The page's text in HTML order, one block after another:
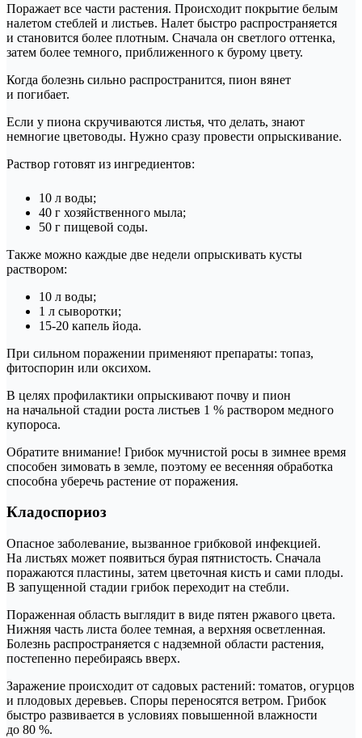
Поражает все части растения. Происходит покрытие белым
налетом стеблей и листьев. Налет быстро распространяется
и становится более плотным. Сначала он светлого оттенка,
затем более темного, приближенного к бурому цвету.
Когда болезнь сильно распространится, пион вянет
и погибает.
Если у пиона скручиваются листья, что делать, знают
немногие цветоводы. Нужно сразу провести опрыскивание.
Раствор готовят из ингредиентов:
10 л воды;
40 г хозяйственного мыла;
50 г пищевой соды.
Также можно каждые две недели опрыскивать кусты
раствором:
10 л воды;
1 л сыворотки;
15-20 капель йода.
При сильном поражении применяют препараты: топаз,
фитоспорин или оксихом.
В целях профилактики опрыскивают почву и пион
на начальной стадии роста листьев 1 % раствором медного
купороса.
Обратите внимание! Грибок мучнистой росы в зимнее время
способен зимовать в земле, поэтому ее весенняя обработка
способна уберечь растение от поражения.
Кладоспориоз
Опасное заболевание, вызванное грибковой инфекцией.
На листьях может появиться бурая пятнистость. Сначала
поражаются пластины, затем цветочная кисть и сами плоды.
В запущенной стадии грибок переходит на стебли.
Пораженная область выглядит в виде пятен ржавого цвета.
Нижняя часть листа более темная, а верхняя осветленная.
Болезнь распространяется с надземной области растения,
постепенно перебираясь вверх.
Заражение происходит от садовых растений: томатов, огурцов
и плодовых деревьев. Споры переносятся ветром. Грибок
быстро развивается в условиях повышенной влажности
до 80 %.